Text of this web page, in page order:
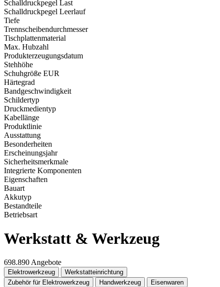
Schalldruckpegel Last
Schalldruckpegel Leerlauf
Tiefe
Trennscheibendurchmesser
Tischplattenmaterial
Max. Hubzahl
Produkterzeugungsdatum
Stehhöhe
Schuhgröße EUR
Härtegrad
Bandgeschwindigkeit
Schildertyp
Druckmedientyp
Kabellänge
Produktlinie
Ausstattung
Besonderheiten
Erscheinungsjahr
Sicherheitsmerkmale
Integrierte Komponenten
Eigenschaften
Bauart
Akkutyp
Bestandteile
Betriebsart
Werkstatt & Werkzeug
698.890 Angebote
Elektrowerkzeug
Werkstatteinrichtung
Zubehör für Elektrowerkzeug
Handwerkzeug Eisenwaren